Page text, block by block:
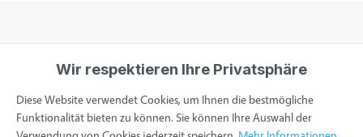
Informationen
Wir respektieren Ihre Privatsphäre
Diese Website verwendet Cookies, um Ihnen die bestmögliche
Funktionalität bieten zu können. Sie können Ihre Auswahl der